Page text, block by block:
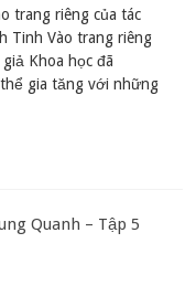
trang riêng của tác
Tinh Vào trang riêng
Khoa học đã
gia tăng với những
Quanh – Tập 5